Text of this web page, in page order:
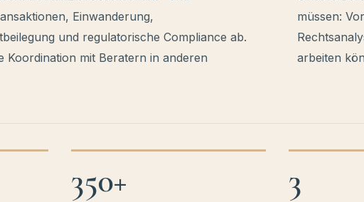
Einwanderung,
und regulatorische Compliance ab.
Koordination mit Beratern in anderen
müssen:
arbeiten
350+ 3